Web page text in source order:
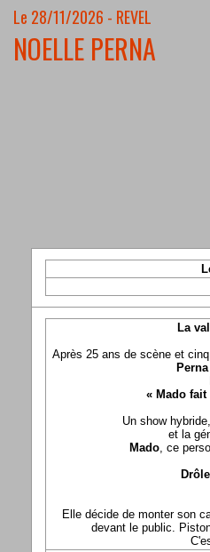
Le 28/11/2026 - REVEL
NOELLE PERNA
La
Après 25 ans de scène et
Perna
« Mado fait
Un show
et la
Mado, ce
Elle décide de monter son
devant le public.